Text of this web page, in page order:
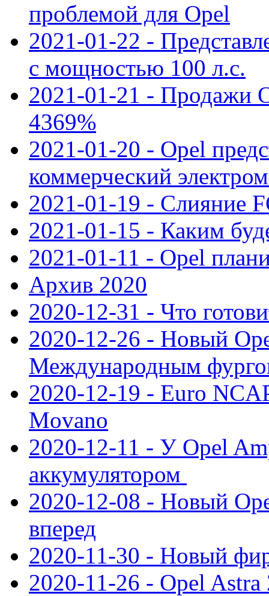
проблемой для Opel
2021-01-22 -
с мощностью 100 л.с.
2021-01-21 - Продажи
4369%
2021-01-20 - Opel
коммерческий
2021-01-19 - Слияние
2021-01-15 - Каким
2021-01-11 - Opel
Архив 2020
2020-12-31 - Что
2020-12-26 - Новый
Международным
2020-12-19 - Euro
Movano
2020-12-11 - У Opel
аккумулятором
2020-12-08 - Новый
вперед
2020-11-30 - Новый
2020-11-26 - Opel Astra